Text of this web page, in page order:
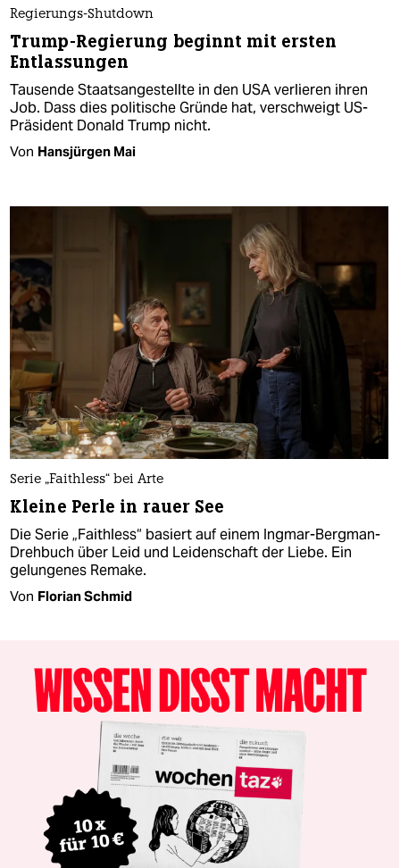
Regierungs-Shutdown
Trump-Regierung beginnt mit ersten
Entlassungen
Tausende Staatsangestellte in den USA verlieren ihren
Job. Dass dies politische Gründe hat, verschweigt US-
Präsident Donald Trump nicht.
Von Hansjürgen Mai
Serie „Faithless“ bei Arte
Kleine Perle in rauer See
Die Serie „Faithless“ basiert auf einem Ingmar-Bergman-
Drehbuch über Leid und Leidenschaft der Liebe. Ein
gelungenes Remake.
Von Florian Schmid